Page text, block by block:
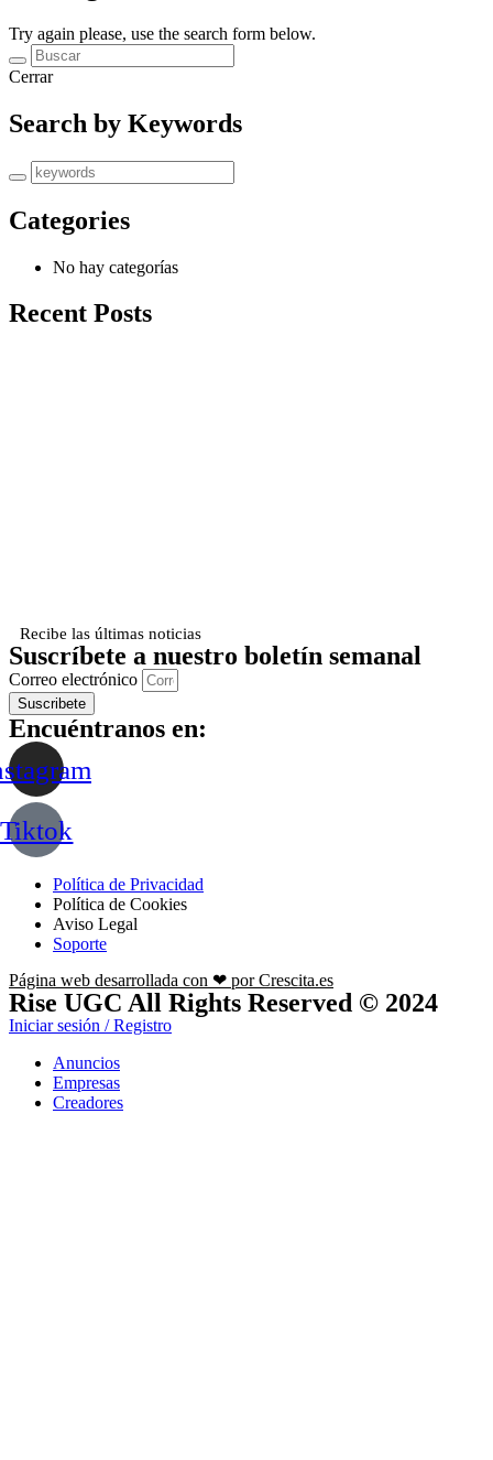
Try again please, use the search form below.
Cerrar
Search by Keywords
Categories
No hay categorías
Recent Posts
Recibe las últimas noticias
Suscríbete a nuestro boletín semanal
Correo electrónico
Suscribete
Encuéntranos en:
Tiktok
Política de Privacidad
Política de Cookies
Aviso Legal
Soporte
Página web desarrollada con ❤ por Crescita.es
Rise UGC All Rights Reserved © 2024
Iniciar sesión / Registro
Anuncios
Empresas
Creadores